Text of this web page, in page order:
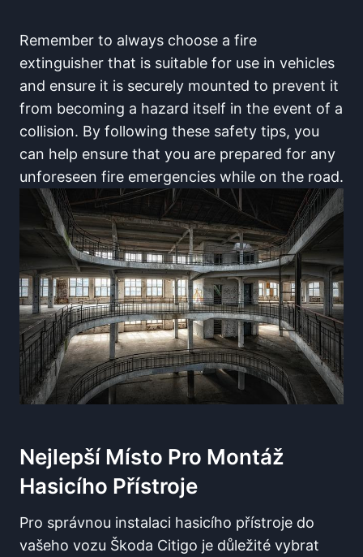
Remember to always choose a fire
extinguisher that is suitable for use in vehicles
and ensure it is securely mounted to prevent it
from becoming a hazard itself in the event of a
collision. By following these safety tips, you
can help ensure that you are prepared for any
unforeseen fire emergencies while on the road.
Nejlepší Místo Pro Montáž
Hasicího Přístroje
Pro správnou instalaci hasicího přístroje do
vašeho vozu Škoda Citigo je důležité vybrat